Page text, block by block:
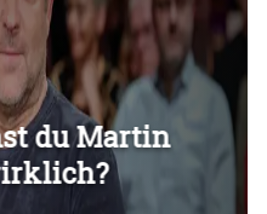
Überspringen